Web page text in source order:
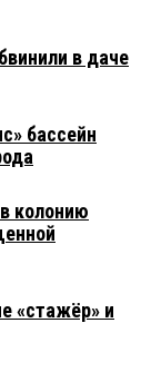
в даче
бассейн
колонию
«стажёр» и